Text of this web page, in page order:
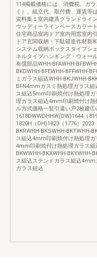
114掲載価格には、消費税、ガ
く）、組立代、取付費、運賃等
資料集１室内建具グランドライ
ウッディーラインベースカラー
住宅商品室内ドア室内用窓室内
ドア玄関収納・下駄箱造作材新
システム収納ボックスタイプシ
ネルタイプハンギング・ウォー
有償部品WHH-BFAWHH-
BKDWHH-BFEWHH-BFFWHH-
ミガラス組込WHH-BKJWHH-
BFN4mmカスミ熱処理ガラス
ス組込5mm印刷焼付け熱処理
理ガラス組込4mm印刷焼付け
ル方式価格一覧引違い戸2枚建①
1618DWWDHHW(DW)1644（
1820H（DH)1823（1776）2023
BKRWHH-BKSWHH-BKTWHH-
ス組込4mm印刷焼付け熱処理
4mm印刷焼付け熱処理ガラス組
BKWWHH-BKXWHH-BKYWHH-
ス組込ステンドガラス組込
ガラス組込